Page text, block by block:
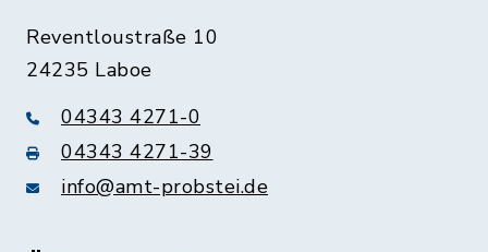
Reventloustraße 10
24235 Laboe
04343 4271-0
04343 4271-39
info@amt-probstei.de